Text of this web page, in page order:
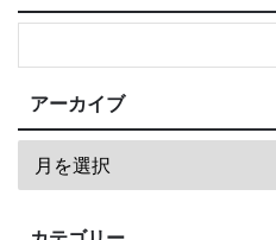
アーカイブ